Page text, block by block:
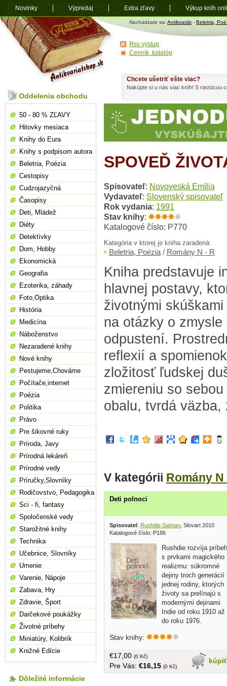
Antikvariát
shop.sk
Nachádzate sa: Antikvariát - Beletria,
SPOVEĎ
Spisovateľ: Novoveská Emília
Vydavateľ: Slovenský spisovateľ
Rok vydania: 1991
Stav knihy:
Katalogové číslo: P770
Kategória v ktorej je kniha zaradená:
Beletria, Poézia / Romány N - R
Kniha predstavuje
hlavnej postavy,
životnými
na otázky o
odpustení.
reflexií a
zložitosť ľudskej
zmiereniu so
obalu, tvrdá väzba,
V kategórii Romány N
Deti polnoci
Spisovatel: Rushdie Salman , Slovart 2010
Katalogové číslo: P186
Rushdie rozvíja príbeh
s prvkami magického
realizmu: súkromné
dejiny troch generácií
jednej rodiny, ktorých
životy sa prelínajú s
modernými dejinami
Indie od roku 1910 až
do roku 1976.
rovnako ako tisíc ďalších detí narodil
Pakistanom získala nezávislosť. Tisíc
a jedno dieťa - a každé z nich je nadané
nadprirodzeným darom a všetky spája
Stav knihy:
kúpiť
€17,00 (0 Kč)
Pre Vás: €16,15 (0 Kč)
Chcete ušetriť ešte viac?
Nakúpte si u nás viac kníh! S rastúcou
Oddelenia obchodu
50 - 80 % ZĽAVY
Hitovky mesiaca
Knihy do Eura
Knihy s podpisom autora
Beletria, Poézia
Cestopisy
Cudzojazyčná
Časopisy
Deti, Mládež
Diéty
Detektívky
Dom, Hobby
Ekonomická
Geografia
Ezoterika, záhady
Foto,Optika
História
Medicína
Náboženstvo
Nezaradené knihy
Nové knihy
Pestujeme,Chováme
Počítače,internet
Poézia
Politika
Právo
Pre šikovné ruky
Príroda, Javy
Prírodná lekáreň
Prírodné vedy
Príručky,Slovníky
Rodičovstvo, Pedagogika
Sci - fi, fantasy
Spoločenské vedy
Starožitné knihy
Technika
Učebnice, Slovníky
Umenie
Varenie, Nápoje
Zabava, Hry
Zdravie, Šport
Darčekové poukážky
Životné príbehy
Miniatúry, Kolibrík
Knižné Edície
Dôležité informácie
Rss výstup
Cenník, katalóg
Novinky Výpredaj Extra zľavy Výkup kníh